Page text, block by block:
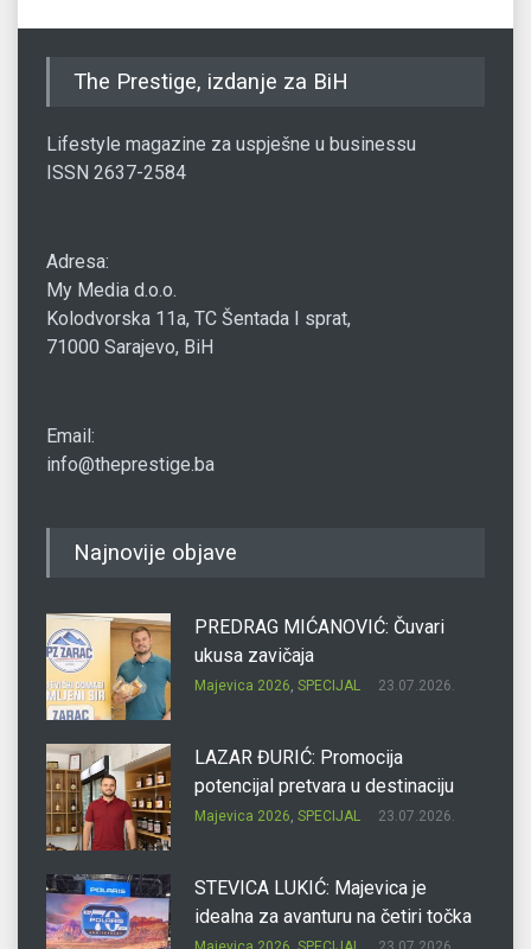
The Prestige, izdanje za BiH
Lifestyle magazine za uspješne u businessu
ISSN 2637-2584
Adresa:
My Media d.o.o.
Kolodvorska 11a, TC Šentada I sprat,
71000 Sarajevo, BiH
Email:
info@theprestige.ba
Najnovije objave
PREDRAG MIĆANOVIĆ: Čuvari
ukusa zavičaja
Majevica 2026, SPECIJAL 23.07.2026.
LAZAR ĐURIĆ: Promocija
potencijal pretvara u destinaciju
Majevica 2026, SPECIJAL 23.07.2026.
STEVICA LUKIĆ: Majevica je
idealna za avanturu na četiri točka